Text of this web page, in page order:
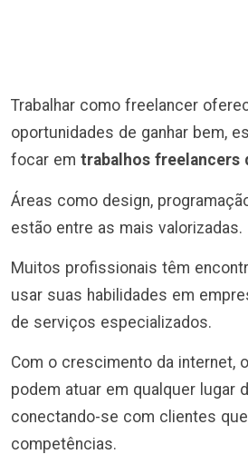
Trabalhar como freelancer
oportunidades de ganhar bem,
focar em trabalhos freelancers
Áreas como design,
estão entre as mais valorizadas.
Muitos profissionais têm
usar suas habilidades em
de serviços especializados.
Com o crescimento da internet,
podem atuar em qualquer lugar
conectando-se com clientes
competências.